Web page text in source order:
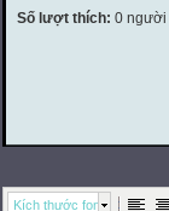
Số lượt thích: 0 người
Kích thước font